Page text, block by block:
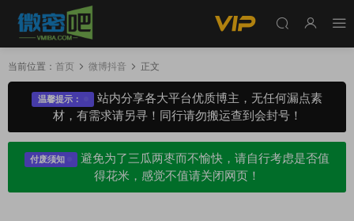
当前位置： 首页 微博抖音 正文
温馨提示：
站内分享各大平台优质博主，无任何漏点素
材，有需求请另寻！同行请勿搬运查到会封号！
付废须知
避免为了三瓜两枣而不愉快，请自行考虑是否值
得花米，感觉不值请关闭网页！